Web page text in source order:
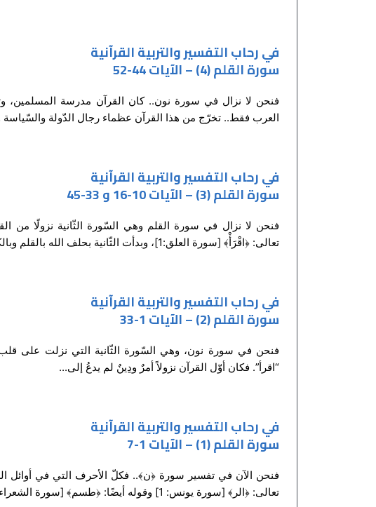
في رحاب التفسير والتربية القرآنية
سورة القلم (4) – الآيات 44-52
فنحن لا نزال في سورة نون.. كان القرآن مدرسة
العرب فقط.. تخرّج من هذا القرآن عظماء رجال الدّولة والسّياسة
في رحاب التفسير والتربية القرآنية
سورة القلم (3) – الآيات 10-16 و 33-45
فنحن لا نزال في سورة القلم وهي السّورة الثّانية نزولًا من
تعالى: ﴿اقْرَأْ﴾ [سورة العلق:1]، وبدأت الثّانية بحلف الله بالقلم وبالكتابة، وبتسمية...
في رحاب التفسير والتربية القرآنية
سورة القلم (2) – الآيات 1-33
فنحن في سورة نون، وهي السّورة الثّانية التي نزلت على
“اقرأ”. فكان أوّل القرآن نزولاً أمرٌ ودِينٌ لم يدعُ إلى...
في رحاب التفسير والتربية القرآنية
سورة القلم (1) – الآيات 1-7
تعالى: ﴿الر﴾ [سورة يونس: 1] وقوله أيضًا: ﴿طسم﴾ [سورة الشعراء:...